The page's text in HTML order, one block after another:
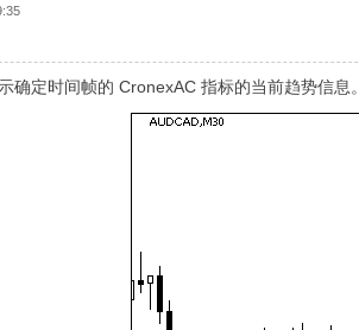
确定时间帧的 CronexAC 指标的当前趋势信息。